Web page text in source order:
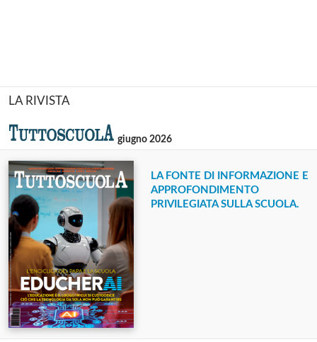
LA RIVISTA
giugno 2026
LA FONTE DI INFORMAZIONE E
APPROFONDIMENTO
PRIVILEGIATA SULLA SCUOLA.